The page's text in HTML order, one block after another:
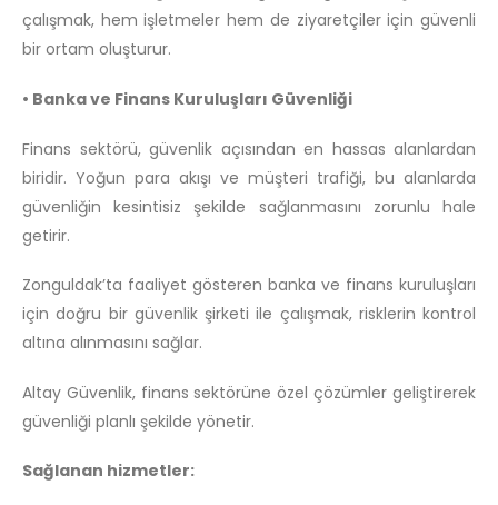
çalışmak, hem işletmeler hem de ziyaretçiler için güvenli
bir ortam oluşturur.
• Banka ve Finans Kuruluşları Güvenliği
Finans sektörü, güvenlik açısından en hassas alanlardan
biridir. Yoğun para akışı ve müşteri trafiği, bu alanlarda
güvenliğin kesintisiz şekilde sağlanmasını zorunlu hale
getirir.
Zonguldak’ta faaliyet gösteren banka ve finans kuruluşları
için doğru bir güvenlik şirketi ile çalışmak, risklerin kontrol
altına alınmasını sağlar.
Altay Güvenlik, finans sektörüne özel çözümler geliştirerek
güvenliği planlı şekilde yönetir.
Sağlanan hizmetler: